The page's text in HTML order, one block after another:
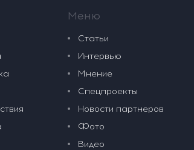
Меню
Статьи
Интервью
Мнение
Спецпроекты
Новости партнеров
Фото
Видео